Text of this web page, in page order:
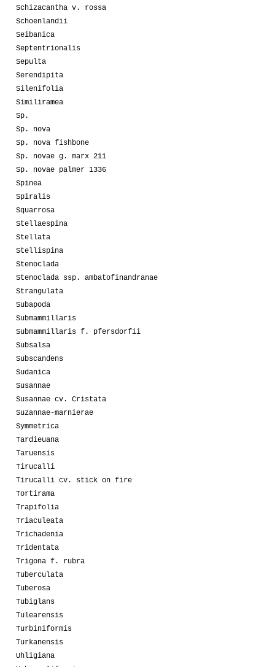
Schizacantha v. rossa
Schoenlandii
Seibanica
Septentrionalis
Sepulta
Serendipita
Silenifolia
Similiramea
Sp.
Sp. nova
Sp. nova fishbone
Sp. novae g. marx 211
Sp. novae palmer 1336
Spinea
Spiralis
Squarrosa
Stellaespina
Stellata
Stellispina
Stenoclada
Stenoclada ssp. ambatofinandranae
Strangulata
Subapoda
Submammillaris
Submammillaris f. pfersdorfii
Subsalsa
Subscandens
Sudanica
Susannae
Susannae cv. Cristata
Suzannae-marnierae
Symmetrica
Tardieuana
Taruensis
Tirucalli
Tirucalli cv. stick on fire
Tortirama
Trapifolia
Triaculeata
Trichadenia
Tridentata
Trigona f. rubra
Tuberculata
Tuberosa
Tubiglans
Tulearensis
Turbiniformis
Turkanensis
Uhligiana